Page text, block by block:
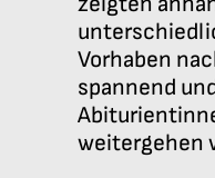
Vorhaben
spannend
weitergehen